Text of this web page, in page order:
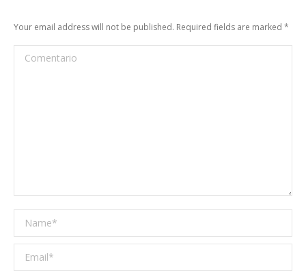
Your email address will not be published. Required fields are marked *
Comentario
Name *
Email *